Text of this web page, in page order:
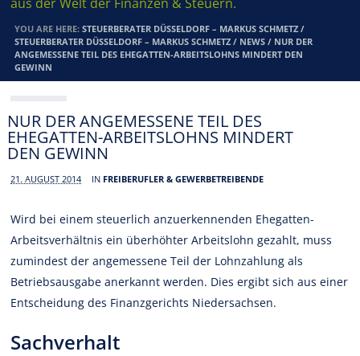
YOU ARE HERE:STEUERBERATER DÜSSELDORF – MARKUS SCHMETZ /
STEUERBERATER DÜSSELDORF – MARKUS SCHMETZ / NEWS / NUR DER
ANGEMESSENE TEIL DES EHEGATTEN-ARBEITSLOHNS MINDERT DEN
GEWINN
NUR DER ANGEMESSENE TEIL DES
EHEGATTEN-ARBEITSLOHNS MINDERT
DEN GEWINN
21. AUGUST 2014 IN FREIBERUFLER & GEWERBETREIBENDE
Wird bei einem steuerlich anzuerkennenden Ehegatten-
Arbeitsverhältnis ein überhöhter Arbeitslohn gezahlt, muss
zumindest der angemessene Teil der Lohnzahlung als
Betriebsausgabe anerkannt werden. Dies ergibt sich aus einer
Entscheidung des Finanzgerichts Niedersachsen.
Sachverhalt